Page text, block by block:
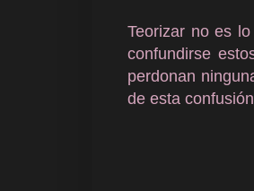
Teorizar no es
confundirse
perdonan
de esta